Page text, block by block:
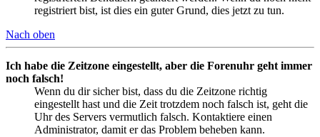
registriert bist, ist dies ein guter Grund, dies jetzt zu tun.
Nach oben
Ich habe die Zeitzone eingestellt, aber die Forenuhr geht immer
noch falsch!
Wenn du dir sicher bist, dass du die Zeitzone richtig
eingestellt hast und die Zeit trotzdem noch falsch ist, geht die
Uhr des Servers vermutlich falsch. Kontaktiere einen
Administrator, damit er das Problem beheben kann.